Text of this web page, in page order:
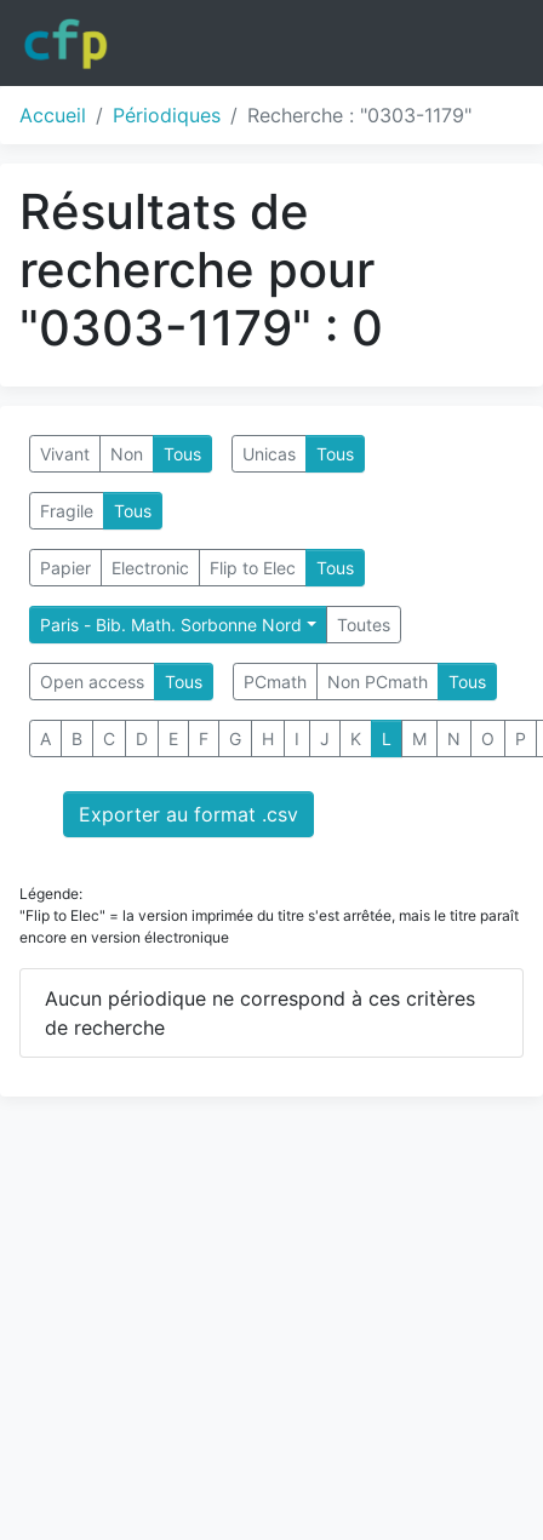
Accueil Périodiques Recherche : "0303-1179"
Résultats de
recherche pour
"0303-1179" : 0
Vivant Non Tous Unicas Tous
Fragile Tous
Papier Electronic Flip to Elec Tous
Paris - Bib. Math. Sorbonne Nord Toutes
Open access Tous PCmath Non PCmath Tous
A B C D E F G H I J K L M N O P
Exporter au format .csv
Légende:
"Flip to Elec" = la version imprimée du titre s'est arrêtée, mais le titre paraît
encore en version électronique
Aucun périodique ne correspond à ces critères
de recherche